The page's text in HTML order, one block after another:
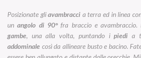
Posizionate gliavambracci a terra ed in linea
unangolo di 90°fra braccio e avambraccio.
gambe, una alla volta, puntando ipiedi a
addominale così da allineare busto e bacino.